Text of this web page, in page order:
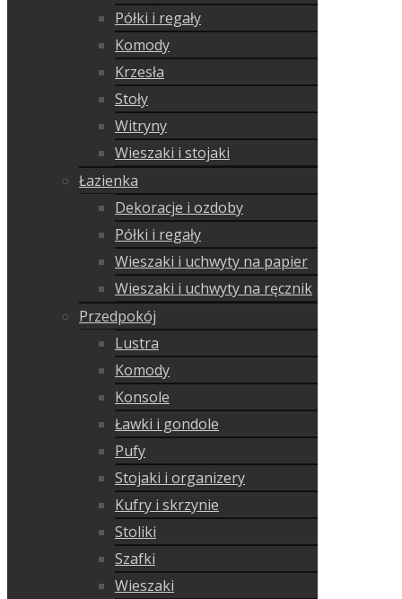
Półki i regały
Komody
Krzesła
Stoły
Witryny
Wieszaki i stojaki
Łazienka
Dekoracje i ozdoby
Półki i regały
Wieszaki i uchwyty na papier
Wieszaki i uchwyty na ręcznik
Przedpokój
Lustra
Komody
Konsole
Ławki i gondole
Pufy
Stojaki i organizery
Kufry i skrzynie
Stoliki
Szafki
Wieszaki